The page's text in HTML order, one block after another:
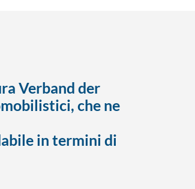
Verband der
che ne
in termini di